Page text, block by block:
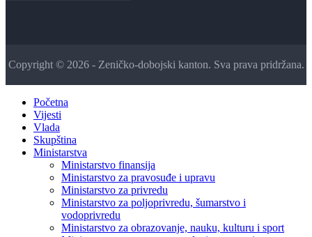
Copyright © 2026 - Zeničko-dobojski kanton. Sva prava pridržana.
Početna
Vijesti
Vlada
Skupština
Ministarstva
Ministarstvo finansija
Ministarstvo za pravosuđe i upravu
Ministarstvo za privredu
Ministarstvo za poljoprivredu, šumarstvo i
vodoprivredu
Ministarstvo za obrazovanje, nauku, kulturu i sport